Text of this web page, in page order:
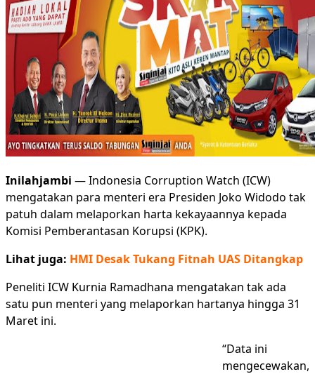
Inilahjambi — Indonesia Corruption Watch (ICW)
mengatakan para menteri era Presiden Joko Widodo tak
patuh dalam melaporkan harta kekayaannya kepada
Komisi Pemberantasan Korupsi (KPK).
Lihat juga: HMI Desak Tukang Fitnah UAS Ditangkap
Peneliti ICW Kurnia Ramadhana mengatakan tak ada
satu pun menteri yang melaporkan hartanya hingga 31
Maret ini.
“Data ini
mengecewakan,